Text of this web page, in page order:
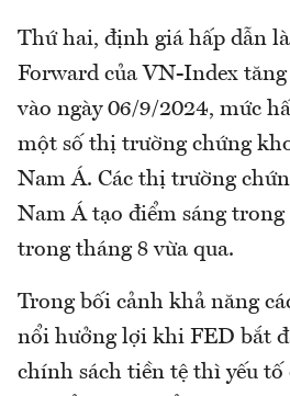
Thứ hai, định giá hấp dẫn
Forward của VN-Index tăng
vào ngày 06/9/2024, mức
một số thị trường chứng
Nam Á. Các thị trường
Nam Á tạo điểm sáng
trong tháng 8 vừa qua.
Trong bối cảnh khả năng
nổi hưởng lợi khi FED bắt
chính sách tiền tệ thì yếu